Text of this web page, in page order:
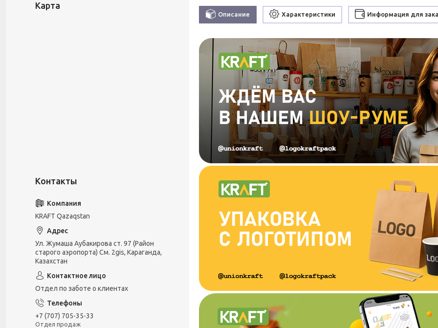
Описание Характеристики Информация для
Карта
KRAFT Qazaqstan
Ул. Жумаша Аубакирова ст. 97 (Район
старого аэропорта) См. 2gis, Караганда,
Казахстан
Отдел по заботе о клиентах
+7 (707) 705-35-33
Отдел продаж